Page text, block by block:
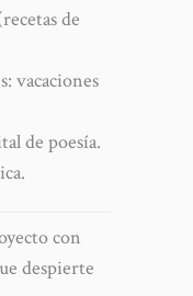
de
vacaciones
de poesía.
con
despierte